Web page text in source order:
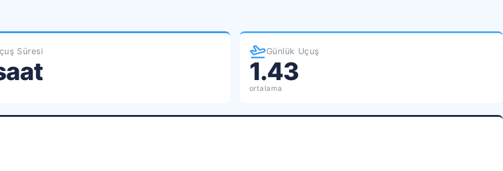
Süresi Günlük Uçuş
1.43
ortalama